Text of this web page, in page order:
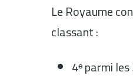
Le Royaume
classant :
4ᵉ parmi